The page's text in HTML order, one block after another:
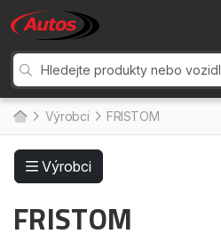
Výrobci FRISTOM
Výrobci
FRISTOM